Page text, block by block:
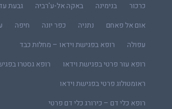
כרכור
בנימינה באקה אל-ע'רביה
גבעת
אום אל פאחם
נתניה כפר יונה חיפה
עפולה
רופא בפגישת וידאו – מחלות כבד
רופא עור פרטי בפגישת וידאו
רופא גסטרו
ראומטולוג פרטי בפגישת וידאו
רופא כלי דם – כירורג כלי דם פרטי